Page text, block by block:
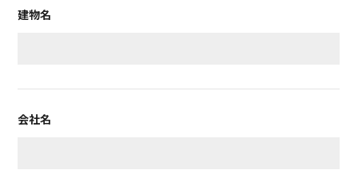
建物名
会社名